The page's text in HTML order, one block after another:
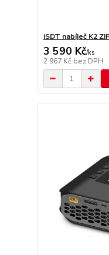
iSDT nabíječ K2
3 590 Kč/ks
2 967 Kč bez DPH